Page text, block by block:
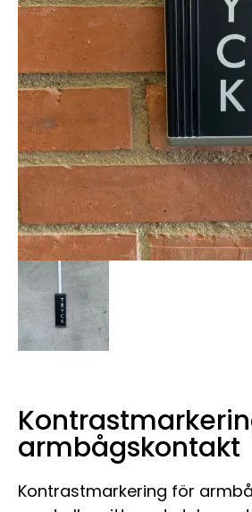
armbågskontakt
Kontrastmarkering för